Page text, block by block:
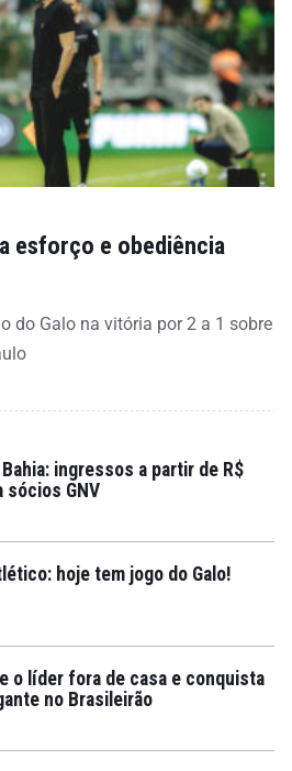
esforço e obediência
do Galo na vitória por 2 a 1 sobre
ingressos a partir de R$
sócios GNV
hoje tem jogo do Galo!
o líder fora de casa e conquista
no Brasileirão